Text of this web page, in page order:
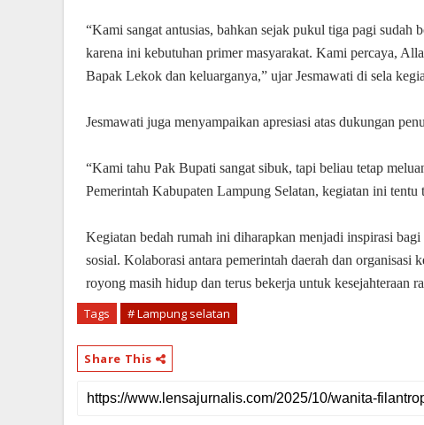
“Kami sangat antusias, bahkan sejak pukul tiga pagi
karena ini kebutuhan primer masyarakat. Kami percaya,
Bapak Lekok dan keluarganya,” ujar Jesmawati di sela
Jesmawati juga menyampaikan apresiasi atas dukungan
“Kami tahu Pak Bupati sangat sibuk, tapi beliau tetap
Pemerintah Kabupaten Lampung Selatan, kegiatan ini tentu
Kegiatan bedah rumah ini diharapkan menjadi inspirasi
sosial. Kolaborasi antara pemerintah daerah dan
royong masih hidup dan terus bekerja untuk kesejahteraan
Tags # Lampung selatan
Share This